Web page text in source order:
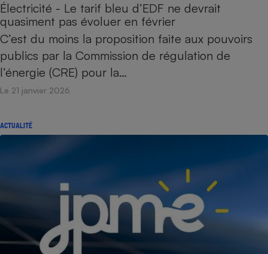
Électricité - Le tarif bleu d’EDF ne devrait
quasiment pas évoluer en février
C’est du moins la proposition faite aux pouvoirs
publics par la Commission de régulation de
l’énergie (CRE) pour la…
Le 21 janvier 2026
ACTUALITÉ